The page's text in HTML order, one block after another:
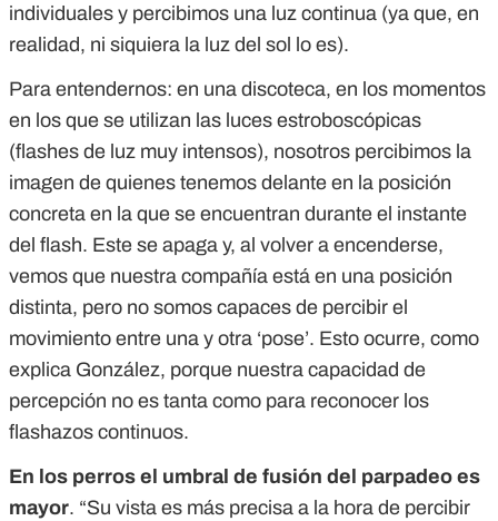
individuales y percibimos una luz continua (ya que, en
realidad, ni siquiera la luz del sol lo es).
Para entendernos: en una discoteca, en los momentos
en los que se utilizan las luces estroboscópicas
(flashes de luz muy intensos), nosotros percibimos la
imagen de quienes tenemos delante en la posición
concreta en la que se encuentran durante el instante
del flash. Este se apaga y, al volver a encenderse,
vemos que nuestra compañía está en una posición
distinta, pero no somos capaces de percibir el
movimiento entre una y otra ‘pose’. Esto ocurre, como
explica González, porque nuestra capacidad de
percepción no es tanta como para reconocer los
flashazos continuos.
En los perros el umbral de fusión del parpadeo es
mayor. “Su vista es más precisa a la hora de percibir